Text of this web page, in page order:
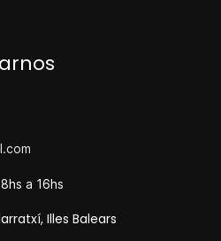
a 16hs
Illes Balears